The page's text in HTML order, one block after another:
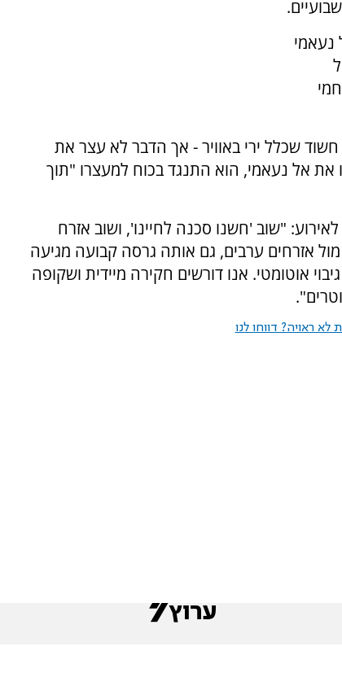
נעאמי
שכלל ירי באוויר - אך הדבר לא עצר את
אל נעאמי, הוא התנגד בכוח למעצרו "תוך
"שוב 'חשנו סכנה לחיינו', ושוב אזרח
אזרחים ערבים, גם אותה גרסה קבועה מגיעה
אוטומטי. אנו דורשים חקירה מיידית ושקופה
ראויה? דווחו לנו